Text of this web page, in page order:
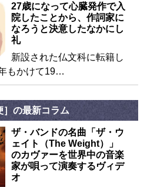
27歳になって心臓発作で入
院したことから、作詞家に
なろうと決意したなかにし
礼
新設された仏文科に転籍し
もかけて19…
］の最新コラム
ザ・バンドの名曲「ザ・ウ
ェイト（The Weight）」
のカヴァーを世界中の音楽
家が唄って演奏するヴィデ
オ